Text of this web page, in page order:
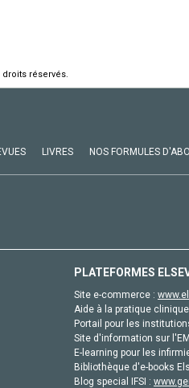
droits réservés.
LIVRES NOS FORMULES
PLATEFORMES
Site e-commerce :
Aide à la pratique
Portail pour les
Site d'information sur
E-learning pour les
Bibliothèque d'e-books
Blog special IFSI :